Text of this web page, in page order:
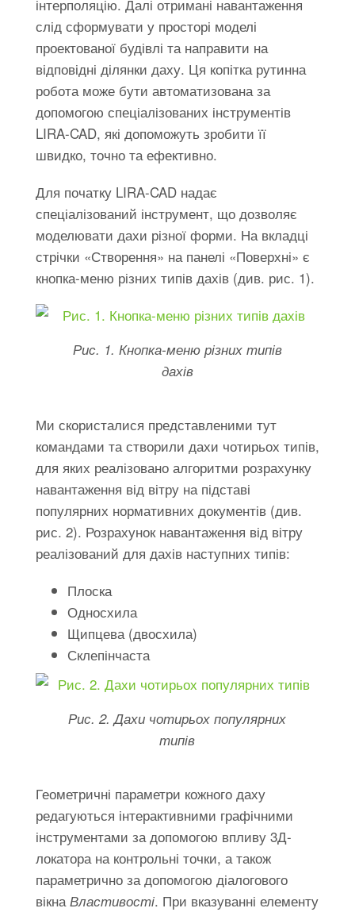
інтерполяцію. Далі отримані навантаження
слід сформувати у просторі моделі
проектованої будівлі та направити на
відповідні ділянки даху. Ця копітка рутинна
робота може бути автоматизована за
допомогою спеціалізованих інструментів
LIRA-CAD, які допоможуть зробити її
швидко, точно та ефективно.
Для початку LIRA-CAD надає
спеціалізований інструмент, що дозволяє
моделювати дахи різної форми. На вкладці
стрічки «Створення» на панелі «Поверхні» є
кнопка-меню різних типів дахів (див. рис. 1).
Рис. 1. Кнопка-меню різних типів
дахів
Ми скористалися представленими тут
командами та створили дахи чотирьох типів,
для яких реалізовано алгоритми розрахунку
навантаження від вітру на підставі
популярних нормативних документів (див.
рис. 2). Розрахунок навантаження від вітру
реалізований для дахів наступних типів:
Плоска
Односхила
Щипцева (двосхила)
Склепінчаста
Рис. 2. Дахи чотирьох популярних
типів
Геометричні параметри кожного даху
редагуються інтерактивними графічними
інструментами за допомогою впливу 3Д-
локатора на контрольні точки, а також
параметрично за допомогою діалогового
вікнаВластивості. При вказуванні елементу